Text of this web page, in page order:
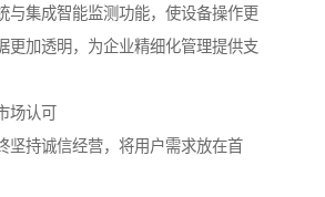
与集成智能监测功能，使设备操作更
更加透明，为企业精细化管理提供支
场认可
坚持诚信经营，将用户需求放在首